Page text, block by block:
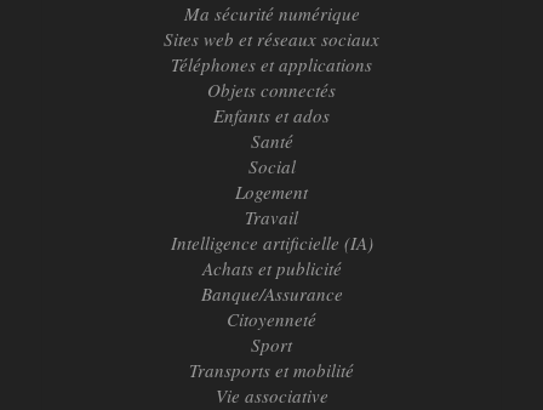
Ma sécurité numérique
Sites web et réseaux sociaux
Téléphones et applications
Objets connectés
Enfants et ados
Santé
Social
Logement
Travail
Intelligence artificielle (IA)
Achats et publicité
Banque/Assurance
Citoyenneté
Sport
Transports et mobilité
Vie associative